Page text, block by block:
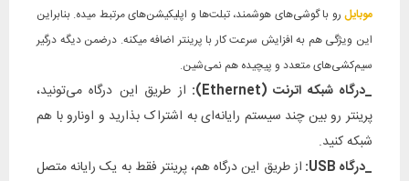
موبایلرو باگوشی‌های هوشمند، تبلت‌ها و اپلیکیشن‌های مرتبط میده. بنابراین
این ویژگی هم به افزایش سرعت کار با پرینتر اضافه میکنه. درضمن دیگه درگیر
سیم‌کشی‌های متعدد و پیچیده هم نمی‌شین.
_درگاه شبکه اترنت (Ethernet):
از طریق این درگاه می‌تونید،
پرینتر رو بین چند سیستم رایانه‌ای به اشتراک بذارید و اونارو با هم
شبکه کنید.
_درگاه USB:
از طریق این درگاه هم، پرینتر فقط به یک رایانه متصل